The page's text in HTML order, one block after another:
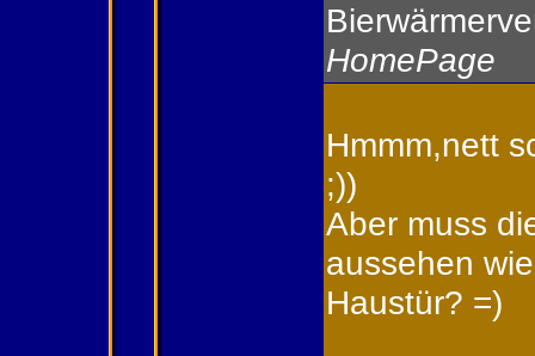
HomePage
Hmmm,nett
;))
Aber muss
aussehen
Haustür? =)